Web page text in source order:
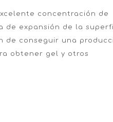
concentración de
de expansión de la
de conseguir una
obtener gel y otros